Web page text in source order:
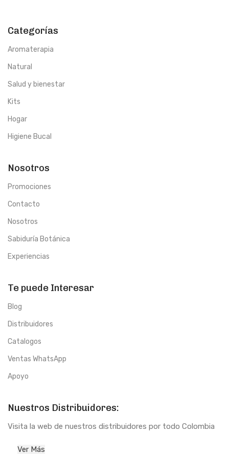
Categorías
Aromaterapia
Natural
Salud y bienestar
Kits
Hogar
Higiene Bucal
Nosotros
Promociones
Contacto
Nosotros
Sabiduría Botánica
Experiencias
Te puede Interesar
Blog
Distribuidores
Catalogos
Ventas WhatsApp
Apoyo
Nuestros Distribuidores:
Visita la web de nuestros distribuidores por todo Colombia
Ver Más